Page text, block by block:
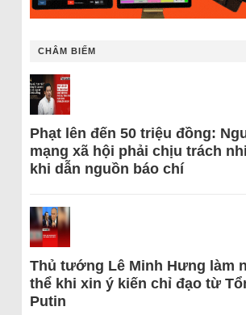
CHÂM BIẾM
Phạt lên đến 50 triệu đồng:
mạng xã hội phải chịu trách
khi dẫn nguồn báo chí
Thủ tướng Lê Minh Hưng làm
thể khi xin ý kiến chỉ đạo từ
Putin